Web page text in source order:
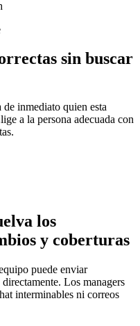
sin buscar
inmediato quien esta
a la persona adecuada con
los
y coberturas
puede enviar
Los managers
interminables ni correos